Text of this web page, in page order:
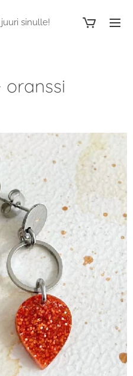
sinulle!
oranssi